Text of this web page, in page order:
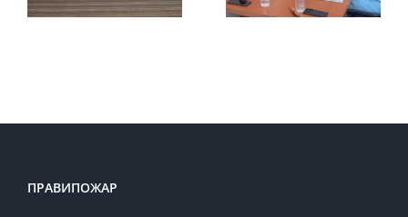
организације
заслужују
ПРАВИПОЖАР